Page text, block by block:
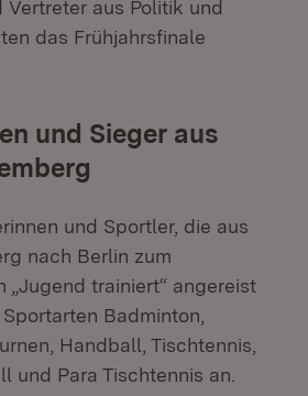
Vertreter aus Politik und
das Frühjahrsfinale
und Sieger aus
und Sportler, die aus
nach Berlin zum
„Jugend trainiert“ angereist
Badminton,
Handball, Tischtennis,
und Para Tischtennis an.